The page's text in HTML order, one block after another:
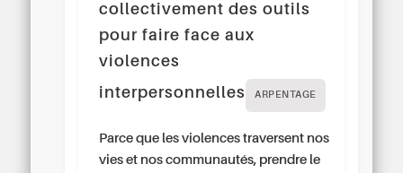
collectivement des outils
pour faire face aux
violences
interpersonnelles
ARPENTAGE
Parce que les violences traversent nos
vies et nos communautés, prendre le